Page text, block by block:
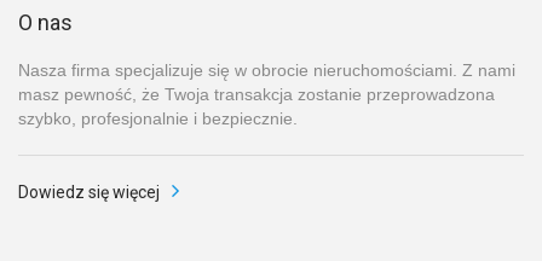
O nas
Nasza firma specjalizuje się w obrocie nieruchomościami. Z nami
masz pewność, że Twoja transakcja zostanie przeprowadzona
szybko, profesjonalnie i bezpiecznie.
Dowiedz się więcej